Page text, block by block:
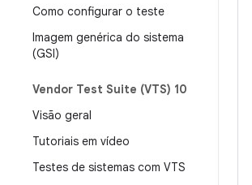
Como configurar o teste
Imagem genérica do sistema
(GSI)
Vendor Test Suite (VTS) 10
Visão geral
Tutoriais em vídeo
Testes de sistemas com VTS